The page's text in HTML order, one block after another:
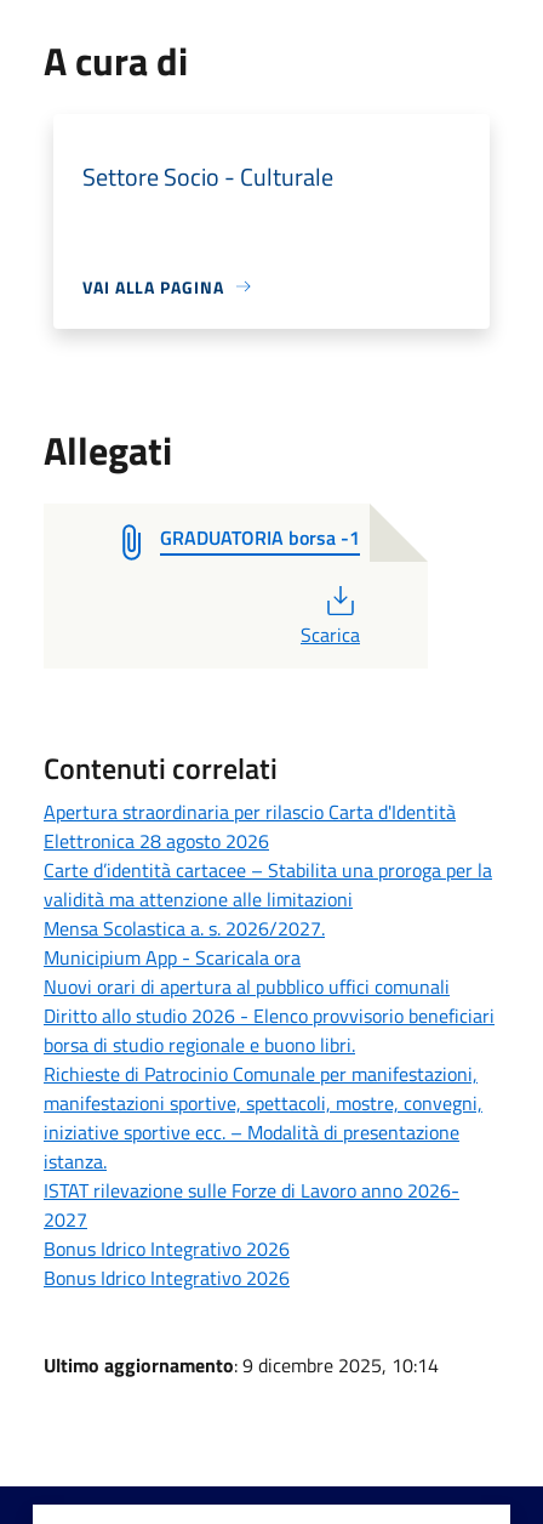
A cura di
Settore Socio - Culturale
VAI ALLA PAGINA
Allegati
GRADUATORIA borsa -1
Scarica
Contenuti correlati
Apertura straordinaria per rilascio Carta d'Identità
Elettronica 28 agosto 2026
Carte d’identità cartacee – Stabilita una proroga per la
validità ma attenzione alle limitazioni
Mensa Scolastica a. s. 2026/2027.
Municipium App - Scaricala ora
Nuovi orari di apertura al pubblico uffici comunali
Diritto allo studio 2026 - Elenco provvisorio beneficiari
borsa di studio regionale e buono libri.
Richieste di Patrocinio Comunale per manifestazioni,
manifestazioni sportive, spettacoli, mostre, convegni,
iniziative sportive ecc. – Modalità di presentazione
istanza.
ISTAT rilevazione sulle Forze di Lavoro anno 2026-
2027
Bonus Idrico Integrativo 2026
Bonus Idrico Integrativo 2026
Ultimo aggiornamento: 9 dicembre 2025, 10:14